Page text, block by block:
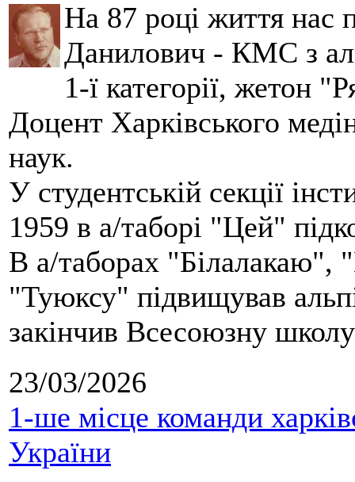
На 87 році життя нас
Данилович - КМС з
1-ї категорії, жетон
Доцент Харківського
наук.
У студентській секції
1959 в а/таборі "Цей"
В а/таборах "Білалакаю",
"Туюксу" підвищував
закінчив Всесоюзну
23/03/2026
1-ше місце команди
України